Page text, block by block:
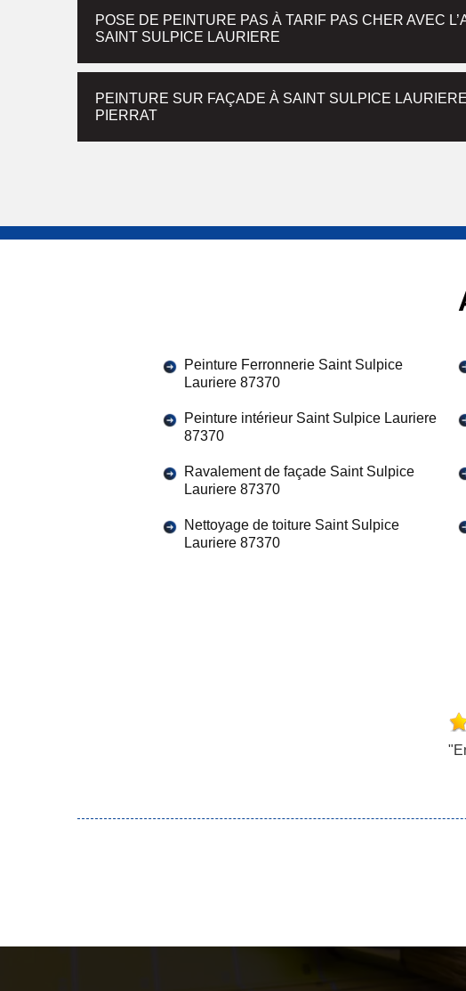
POSE DE PEINTURE PAS À TARIF PAS CHER AVEC
SAINT SULPICE LAURIERE
PEINTURE SUR FAÇADE À SAINT SULPICE
PIERRAT
Peinture Ferronnerie Saint Sulpice
Lauriere 87370
Peinture intérieur Saint Sulpice Lauriere
87370
Ravalement de façade Saint Sulpice
Lauriere 87370
Nettoyage de toiture Saint Sulpice
Lauriere 87370